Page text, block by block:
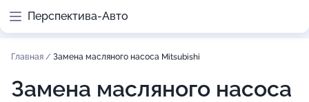
Перспектива-Авто
Главная / Замена масляного насоса Mitsubishi
Замена масляного насоса